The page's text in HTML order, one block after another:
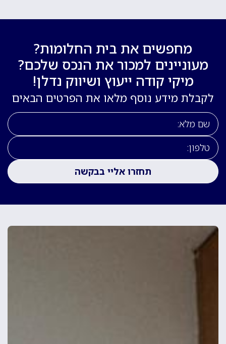
מחפשים את בית החלומות?
מעוניינים למכור את הנכס שלכם?
מיקי קודה ייעוץ ושיווק נדלן!
לקבלת מידע נוסף מלאו את הפרטים הבאים